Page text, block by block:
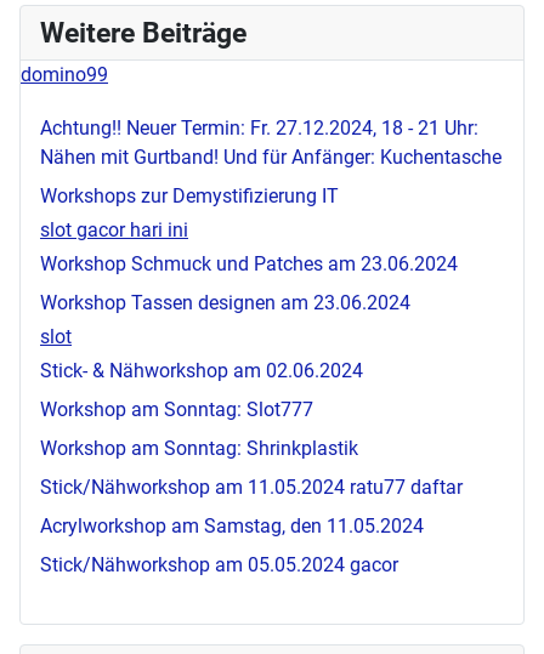
Weitere Beiträge
domino99
Achtung!! Neuer Termin: Fr. 27.12.2024, 18 - 21 Uhr:
Nähen mit Gurtband! Und für Anfänger: Kuchentasche
Workshops zur Demystifizierung IT
slot gacor hari ini
Workshop Schmuck und Patches am 23.06.2024
Workshop Tassen designen am 23.06.2024
slot
Stick- & Nähworkshop am 02.06.2024
Workshop am Sonntag: Slot777
Workshop am Sonntag: Shrinkplastik
Stick/Nähworkshop am 11.05.2024 ratu77 daftar
Acrylworkshop am Samstag, den 11.05.2024
Stick/Nähworkshop am 05.05.2024 gacor